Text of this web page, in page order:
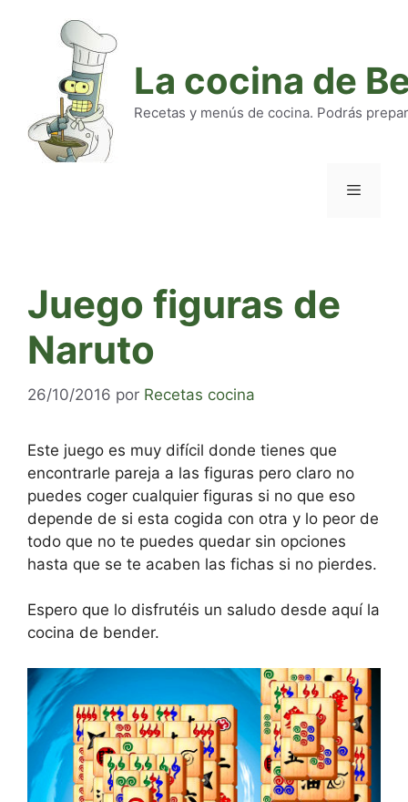
La cocina de
Recetas y menús de cocina. Podrás
Juego figuras de
Naruto
26/10/2016 por Recetas cocina
Este juego es muy difícil donde tienes que
encontrarle pareja a las figuras pero claro no
puedes coger cualquier figuras si no que eso
depende de si esta cogida con otra y lo peor de
todo que no te puedes quedar sin opciones
hasta que se te acaben las fichas si no pierdes.
Espero que lo disfrutéis un saludo desde aquí la
cocina de bender.